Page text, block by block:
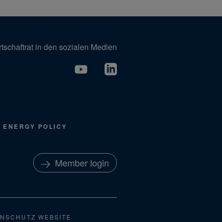
in den sozialen Medien
ENERGY POLICY
Member login
WEBSITE